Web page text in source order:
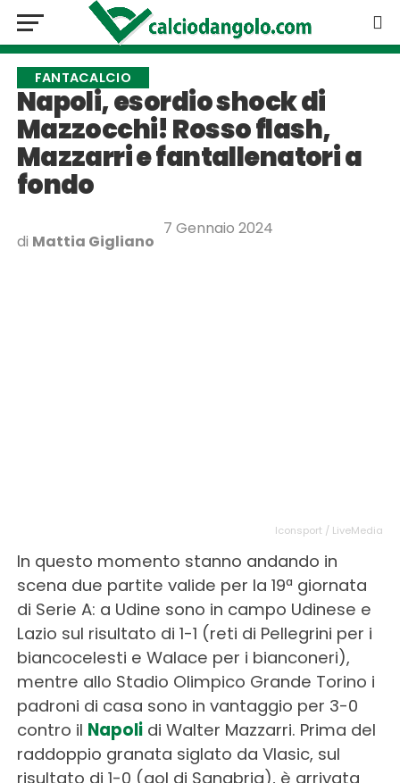
FANTACALCIO
Napoli, esordio shock di
Mazzocchi! Rosso flash,
Mazzarri e fantallenatori a
fondo
di Mattia Gigliano
7 Gennaio 2024
Iconsport / LiveMedia
In questo momento stanno andando in
scena due partite valide per la 19ª giornata
di Serie A: a Udine sono in campo Udinese e
Lazio sul risultato di 1-1 (reti di Pellegrini per i
biancocelesti e Walace per i bianconeri),
mentre allo Stadio Olimpico Grande Torino i
padroni di casa sono in vantaggio per 3-0
contro il Napolidi Walter Mazzarri. Prima del
raddoppio granata siglato da Vlasic, sul
risultato di 1-0 (gol di Sanabria), è arrivata